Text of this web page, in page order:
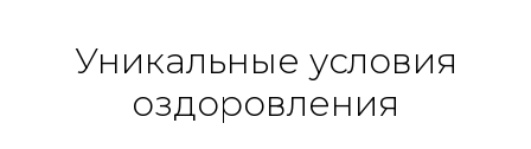
Уникальные условия
оздоровления